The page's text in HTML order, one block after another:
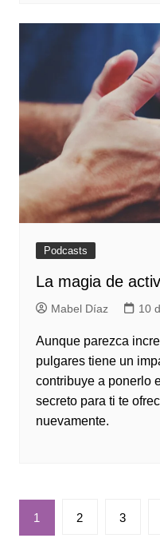
Podcasts
La magia de
Mabel Díaz 10
Aunque parezca
pulgares tiene un
contribuye a ponerlo
secreto para ti te
nuevamente.
Paginación
de
1 2 3